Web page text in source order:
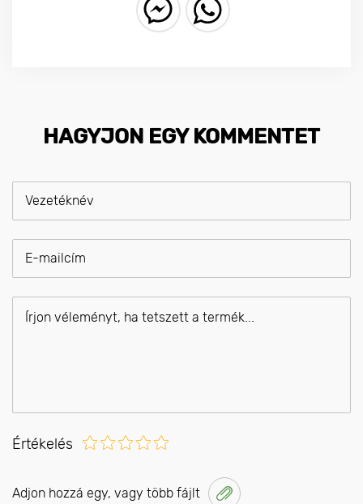
HAGYJON EGY KOMMENTET
Értékelés
Adjon hozzá egy, vagy több fájlt